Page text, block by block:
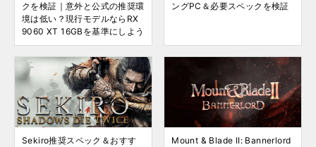
クを検証｜意外と公式の推奨環
境は低い？現行モデルならRX
9060 XT 16GBを基準にしよう
ングPC＆必要スペックを検証
Sekiro推奨スペック＆おすす
Mount & Blade II: Bannerlord